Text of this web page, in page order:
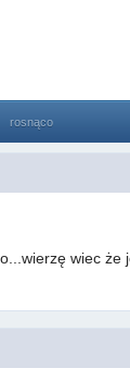
rosnąco
wiec